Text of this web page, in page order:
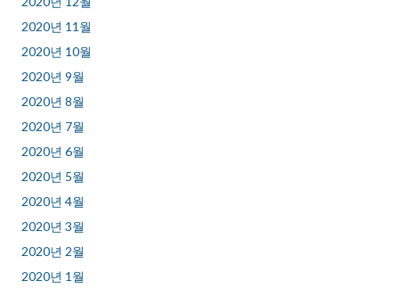
2020년 11월
2020년 10월
2020년 9월
2020년 8월
2020년 7월
2020년 6월
2020년 5월
2020년 4월
2020년 3월
2020년 2월
2020년 1월